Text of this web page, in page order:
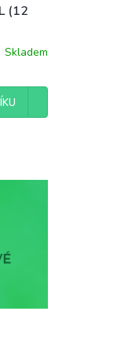
(12
Skladem